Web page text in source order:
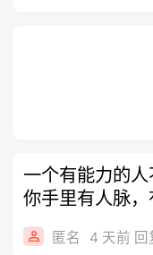
一个有能力的
你手里有人脉
商，有
匿名 4 天前 回